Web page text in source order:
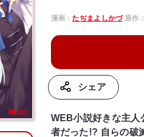
漫画：たぢまよしかづ原作：
シェア
WEB小説好きな主人
者だった!? 自らの破